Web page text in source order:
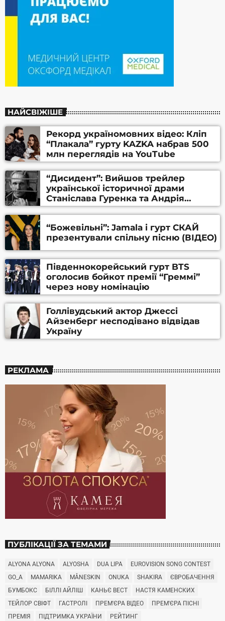
НАЙСВІЖІШЕ
Рекорд україномовних відео: Кліп
“Плакала” гурту KAZKA набрав 500
млн переглядів на YouTube
“Дисидент”: Вийшов трейлер
української історичної драми
Станіслава Гуренка та Андрія
Алфьорова (ВІДЕО)
“Божевільні”: Jamala і гурт СКАЙ
презентували спільну пісню (ВІДЕО)
Південнокорейський гурт BTS
оголосив бойкот премії “Греммі”
через нову номінацію
Голлівудський актор Джессі
Айзенберг несподівано відвідав
Україну
РЕКЛАМА
ПУБЛІКАЦІЇ ЗА ТЕМАМИ
ALYONA ALYONA ALYOSHA DUA LIPA
EUROVISION SONG CONTEST
GO_A
MAMARIKA MÅNESKIN ONUKA SHAKIRA
ЄВРОБАЧЕННЯ
БУМБОКС
БІЛЛІ АЙЛІШ КАНЬЄ ВЕСТ
НАСТЯ КАМЕНСКИХ
ТЕЙЛОР СВІФТ
ГАСТРОЛІ ПРЕМ'ЄРА ВІДЕО
ПРЕМ'ЄРА ПІСНІ
ПРЕМІЯ
ПІДТРИМКА УКРАЇНИ
РЕЙТИНГ